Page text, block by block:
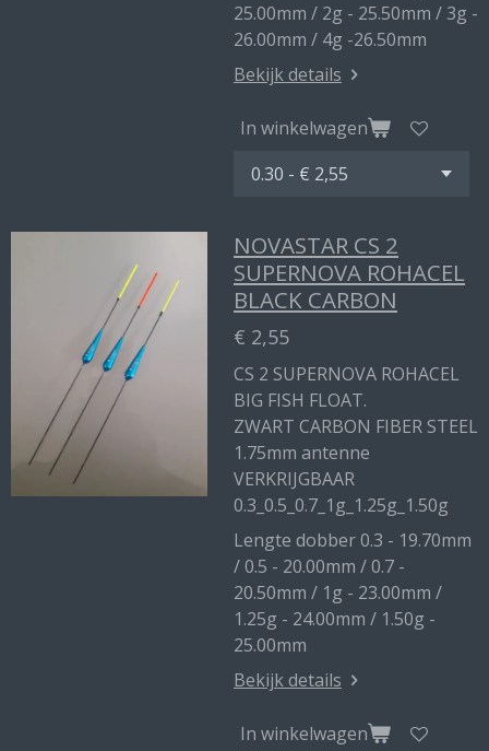
25.00mm / 2g - 25.50mm / 3g -
26.00mm / 4g -26.50mm
Bekijk details
In winkelwagen
NOVASTAR CS 2
SUPERNOVA ROHACEL
BLACK CARBON
€ 2,55
CS 2 SUPERNOVA ROHACEL
BIG FISH FLOAT.
ZWART CARBON FIBER STEEL
1.75mm antenne
VERKRIJGBAAR
0.3_0.5_0.7_1g_1.25g_1.50g
Lengte dobber 0.3 - 19.70mm
/ 0.5 - 20.00mm / 0.7 -
20.50mm / 1g - 23.00mm /
1.25g - 24.00mm / 1.50g -
25.00mm
Bekijk details
In winkelwagen